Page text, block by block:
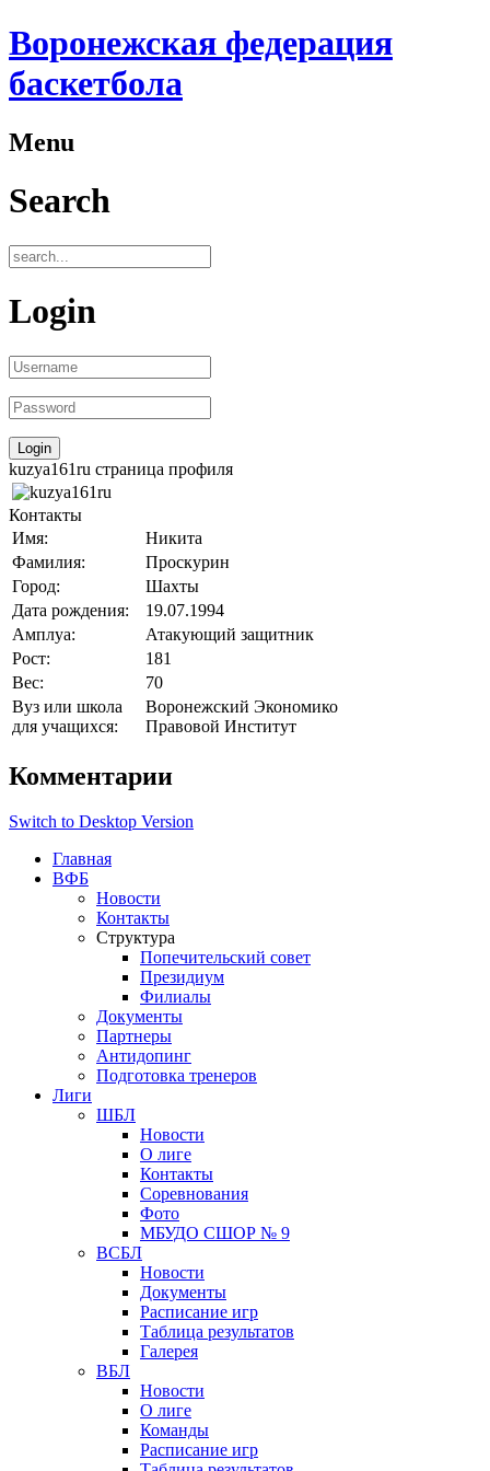
Воронежская федерация
баскетбола
Menu
Search
Login
kuzya161ru страница профиля
Контакты
Имя:
Никита
Фамилия:
Проскурин
Город:
Шахты
Дата рождения:
19.07.1994
Амплуа:
Атакующий защитник
Рост:
181
Вес:
70
Вуз или школа
для учащихся:
Воронежский Экономико
Правовой Институт
Комментарии
Switch to Desktop Version
Главная
ВФБ
Новости
Контакты
Структура
Попечительский совет
Президиум
Филиалы
Документы
Партнеры
Антидопинг
Подготовка тренеров
Лиги
ШБЛ
Новости
О лиге
Контакты
Соревнования
Фото
МБУДО СШОР № 9
ВСБЛ
Новости
Документы
Расписание игр
Таблица результатов
Галерея
ВБЛ
Новости
О лиге
Команды
Расписание игр